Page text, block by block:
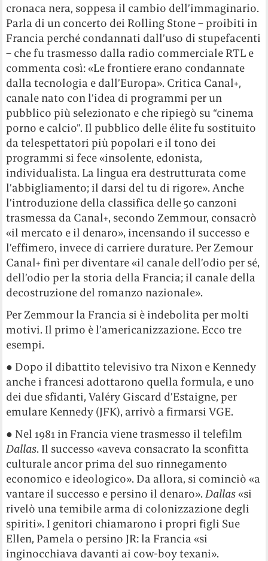
cronaca nera, soppesa il cambio dell’immaginario.
Parla di un concerto dei Rolling Stone – proibiti in
Francia perché condannati dall’uso di stupefacenti
– che fu trasmesso dalla radio commerciale RTL e
commenta così: «Le frontiere erano condannate
dalla tecnologia e dall’Europa». Critica Canal+,
canale nato con l’idea di programmi per un
pubblico più selezionato e che ripiegò su “cinema
porno e calcio”. Il pubblico delle élite fu sostituito
da telespettatori più popolari e il tono dei
programmi si fece «insolente, edonista,
individualista. La lingua era destrutturata come
l’abbigliamento; il darsi del tu di rigore». Anche
l’introduzione della classifica delle 50 canzoni
trasmessa da Canal+, secondo Zemmour, consacrò
«il mercato e il denaro», incensando il successo e
l’effimero, invece di carriere durature. Per Zemour
Canal+ finì per diventare «il canale dell’odio per sé,
dell’odio per la storia della Francia; il canale della
decostruzione del romanzo nazionale».
Per Zemmour la Francia si è indebolita per molti
motivi. Il primo è l’americanizzazione. Ecco tre
esempi.
● Dopo il dibattito televisivo tra Nixon e Kennedy
anche i francesi adottarono quella formula, e uno
dei due sfidanti, Valéry Giscard d’Estaigne, per
emulare Kennedy (JFK), arrivò a firmarsi VGE.
● Nel 1981 in Francia viene trasmesso il telefilm
Dallas. Il successo «aveva consacrato la sconfitta
culturale ancor prima del suo rinnegamento
economico e ideologico». Da allora, si cominciò «a
vantare il successo e persino il denaro». Dallas«si
rivelò una temibile arma di colonizzazione degli
spiriti». I genitori chiamarono i propri figli Sue
Ellen, Pamela o persino JR: la Francia «si
inginocchiava davanti ai cow-boy texani».